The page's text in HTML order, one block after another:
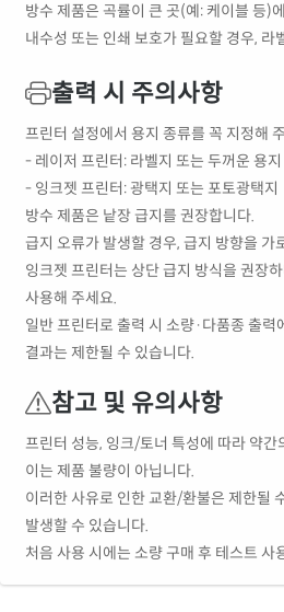
방수 제품은 곡률이 큰 곳(예: 케이블 등)
내수성 또는 인쇄 보호가 필요할 경우, 라
출력 시 주의사항
프린터 설정에서 용지 종류를 꼭 지정해
- 레이저 프린터: 라벨지 또는 두꺼운 용지
- 잉크젯 프린터: 광택지 또는 포토광택지
방수 제품은 낱장 급지를 권장합니다.
급지 오류가 발생할 경우, 급지 방향을 가
잉크젯 프린터는 상단 급지 방식을 권장
사용해 주세요.
일반 프린터로 출력 시 소량·다품종 출력
결과는 제한될 수 있습니다.
참고 및 유의사항
프린터 성능, 잉크/토너 특성에 따라 약간
이는 제품 불량이 아닙니다.
이러한 사유로 인한 교환/환불은 제한될
발생할 수 있습니다.
처음 사용 시에는 소량 구매 후 테스트 사